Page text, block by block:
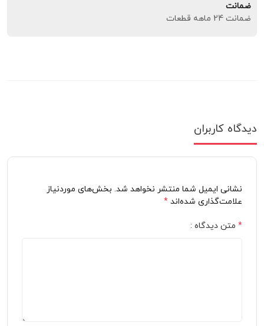
ضمانت
ضمانت 24 ماهه قطعات
دیدگاه کاربران
نشانی ایمیل شما منتشر نخواهد شد. بخش‌های موردنیاز
علامت‌گذاری شده‌اند *
* متن دیدگاه :